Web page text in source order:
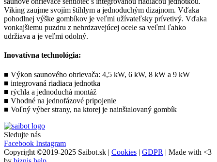
Viking zaujme svojím štíhlym a jednoduchým dizajnom. Vďaka
pohodlnej výške gombíkov je veľmi užívateľsky prívetivý. Vďaka
vonkajšiemu puzdru z nehrdzavejúcej ocele sa veľmi ľahko
udržiava a je veľmi odolný.
Inovatívna technológia:
■ Výkon saunového ohrievača: 4,5 kW, 6 kW, 8 kW a 9 kW
■ integrovaná riadiaca jednotka
■ rýchla a jednoduchá montáž
■ Vhodné na jednofázové pripojenie
■ Voľný výber strany, na ktorej je nainštalovaný gombík
Sledujte nás
Facebook Instagram
Copyright ©2019-2025 Saibot.sk | Cookies | GDPR | Made with <3